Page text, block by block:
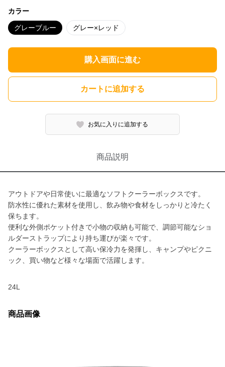
カラー
グレーブルー グレー×レッド
購入画面に進む
カートに追加する
お気に入りに追加する
商品説明
アウトドアや日常使いに最適なソフトクーラーボックスです。
防水性に優れた素材を使用し、飲み物や食材をしっかりと冷たく
保ちます。
便利な外側ポケット付きで小物の収納も可能で、調節可能なショ
ルダーストラップにより持ち運びが楽々です。
クーラーボックスとして高い保冷力を発揮し、キャンプやピクニ
ック、買い物など様々な場面で活躍します。
24L
商品画像